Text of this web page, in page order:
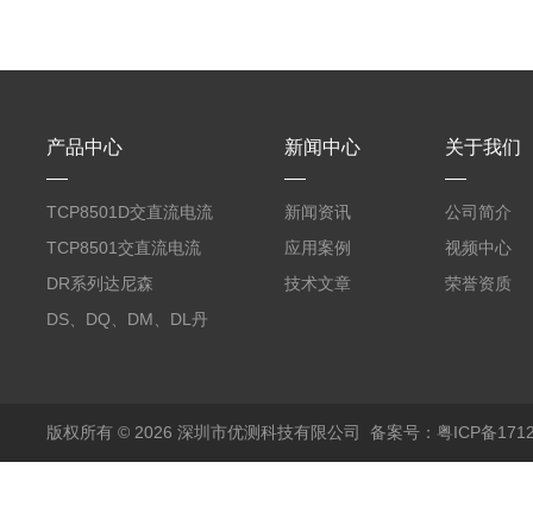
产品中心
TCP8501D交直流电流
探头500A
TCP8501交直流电流
探头500A
DR系列达尼森
Danisense高精度电流
DS、DQ、DM、DL丹
新闻中心
新闻资讯
应用案例
技术文章
关于我们
公司简介
视频中心
荣誉资质
版权所有 © 2026 深圳市优测科技有限公司 备案号：粤ICP备